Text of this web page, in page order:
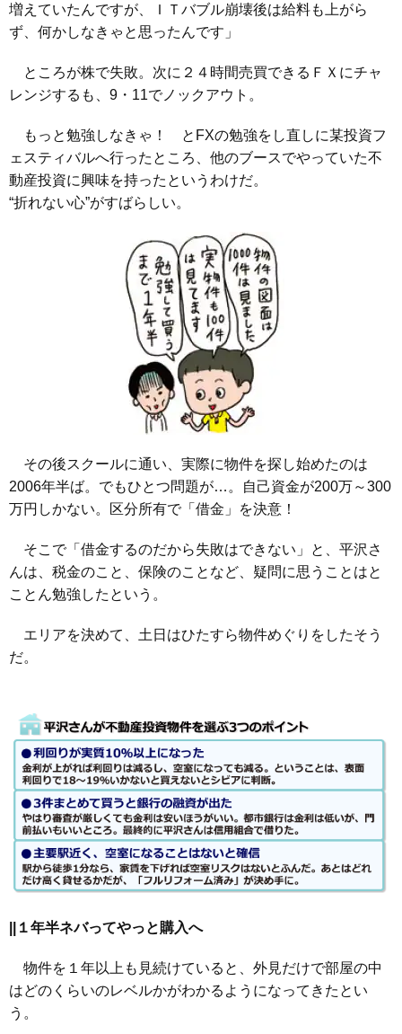
増えていたんですが、ＩＴバブル崩壊後は給料も上がら
ず、何かしなきゃと思ったんです」
ところが株で失敗。次に２４時間売買できるＦＸにチャ
レンジするも、9・11でノックアウト。
もっと勉強しなきゃ！ とFXの勉強をし直しに某投資フ
ェスティバルへ行ったところ、他のブースでやっていた不
動産投資に興味を持ったというわけだ。
“折れない心”がすばらしい。
その後スクールに通い、実際に物件を探し始めたのは
2006年半ば。でもひとつ問題が…。自己資金が200万～300
万円しかない。区分所有で「借金」を決意！
そこで「借金するのだから失敗はできない」と、平沢さ
んは、税金のこと、保険のことなど、疑問に思うことはと
ことん勉強したという。
エリアを決めて、土日はひたすら物件めぐりをしたそう
だ。
||１年半ネバってやっと購入へ
物件を１年以上も見続けていると、外見だけで部屋の中
はどのくらいのレベルかがわかるようになってきたとい
う。